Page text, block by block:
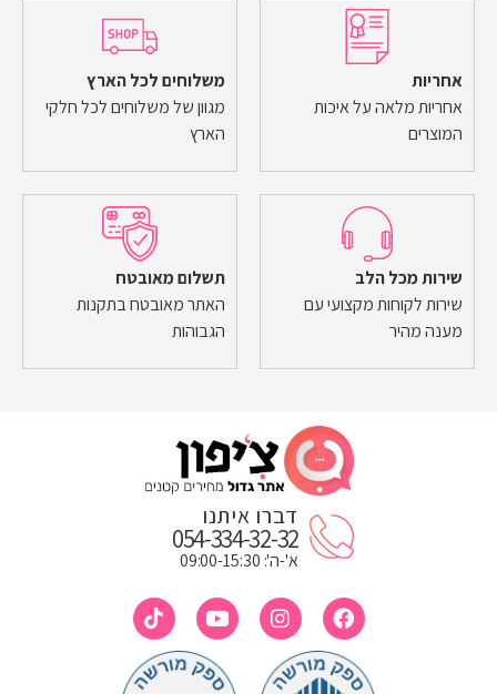
אחריות
אחריות מלאה על איכות
המוצרים
משלוחים לכל הארץ
מגוון של משלוחים לכל חלקי
הארץ
שירות מכל הלב
שירות לקוחות מקצועי עם
מענה מהיר
תשלום מאובטח
האתר מאובטח בתקנות
הגבוהות
דברו איתנו
054-334-32-32
א'-ה': 09:00-15:30